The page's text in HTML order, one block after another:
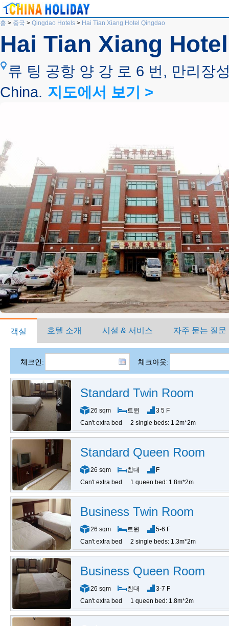
홈 > 중국 > Qingdao Hotels > Hai Tian Xiang Hotel Qingdao
Hai Tian Xiang
류 팅 공항 양 강 로 6 번, 만리장
China. 지도에서 보기 >
객실 호텔 소개 시설 & 서비스 자주 묻는 질문
체크인: 체크아웃:
Standard Twin Room
26 sqm 트윈
3 5 F
Can't extra bed
2 single beds: 1.2m*2m
Standard Queen Room
26 sqm 침대
F
Can't extra bed
1 queen bed: 1.8m*2m
Business Twin Room
26 sqm 트윈
5-6 F
Can't extra bed
2 single beds: 1.3m*2m
Business Queen Room
26 sqm 침대
3-7 F
Can't extra bed
1 queen bed: 1.8m*2m